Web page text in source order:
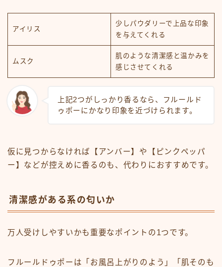
アイリス
少しパウダリーで上品な印象
を与えてくれる
ムスク
肌のような清潔感と温かみを
感じさせてくれる
上記2つがしっかり香るなら、フルールド
ゥポーにかなり印象を近づけられます。
仮に見つからなければ【アンバー】や【ピンクペッパ
ー】などが控えめに香るのも、代わりにおすすめです。
清潔感がある系の匂いか
万人受けしやすいかも重要なポイントの1つです。
フルールドゥポーは「お風呂上がりのよう」「肌そのも